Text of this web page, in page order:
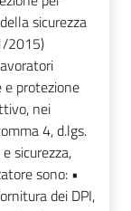
sicurezza
2015)
protezione
nei
4, d.lgs.
sicurezza,
sono: •
dei DPI,